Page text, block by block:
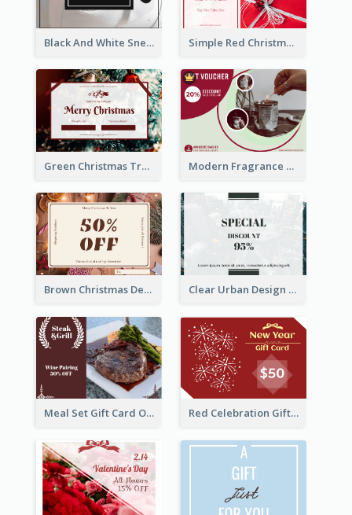
Black And White Sneakers Photo Gift Card Simple Red Christmas Is Here Gift Card
Green Christmas Tree Celebration Gift Card Modern Fragrance Candle Gift Voucher Design
Brown Christmas Decorations Photo Gift Card Clear Urban Design Gift Card
Meal Set Gift Card Of Western Restaurant Red Celebration Gift Card